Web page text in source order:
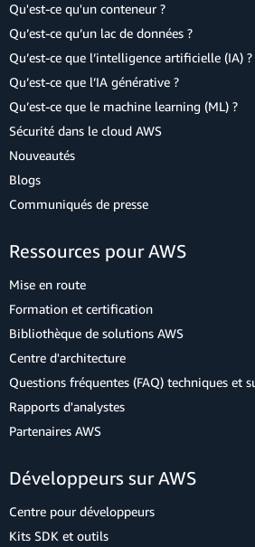
Qu'est-ce qu'un conteneur ?
Qu’est-ce qu’un lac de données ?
Qu’est-ce que l’intelligence artificielle (IA) ?
Qu’est-ce que l’IA générative ?
Qu’est-ce que le machine learning (ML) ?
Sécurité dans le cloud AWS
Nouveautés
Blogs
Communiqués de presse
Ressources pour AWS
Mise en route
Formation et certification
Bibliothèque de solutions AWS
Centre d'architecture
Questions fréquentes (FAQ) techniques et
Rapports d'analystes
Partenaires AWS
Développeurs sur AWS
Centre pour développeurs
Kits SDK et outils